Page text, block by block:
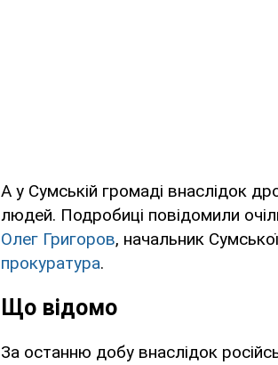
А у Сумській громаді внаслідок
людей. Подробиці повідомили
Олег Григоров, начальник
прокуратура.
Що відомо
За останню добу внаслідок